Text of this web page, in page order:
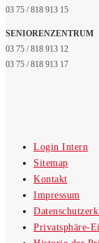
03 75 / 818 913 15
SENIORENZENTRUM
03 75 / 818 913 12
03 75 / 818 913 17
Login Intern
Sitemap
Kontakt
Impressum
Privatsphäre-